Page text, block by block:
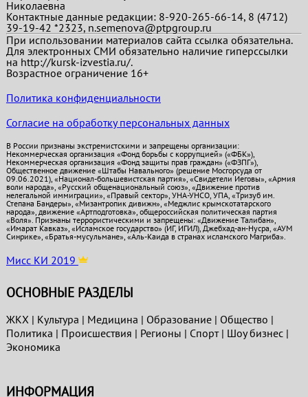
Николаевна
Контактные данные редакции: 8-920-265-66-14, 8 (4712)
39-19-42 *2323, n.semenova@ptpgroup.ru
При использовании материалов сайта ссылка обязательна.
Для электронных СМИ обязательно наличие гиперссылки
на http://kursk-izvestia.ru/.
Возрастное ограничение 16+
Политика конфиденциальности
Согласие на обработку персональных данных
В России признаны экстремистскими и запрещены организации:
Некоммерческая организация «Фонд борьбы с коррупцией» («ФБК»),
Некоммерческая организация «Фонд защиты прав граждан» («ФЗПГ»),
Общественное движение «Штабы Навального» (решение Мосгорсуда от
09.06.2021), «Национал-большевистская партия», «Свидетели Иеговы», «Армия
воли народа», «Русский общенациональный союз», «Движение против
нелегальной иммиграции», «Правый сектор», УНА-УНСО, УПА, «Тризуб им.
Степана Бандеры», «Мизантропик дивижн», «Меджлис крымскотатарского
народа», движение «Артподготовка», общероссийская политическая партия
«Воля». Признаны террористическими и запрещены: «Движение Талибан»,
«Имарат Кавказ», «Исламское государство» (ИГ, ИГИЛ), Джебхад-ан-Нусра, «АУМ
Синрике», «Братья-мусульмане», «Аль-Каида в странах исламского Магриба».
Мисс КИ 2019
ОСНОВНЫЕ РАЗДЕЛЫ
ЖКХ | Культура | Медицина | Образование| Общество |
Политика | Проиcшествия | Регионы | Спорт| Шоу бизнес|
Экономика
ИНФОРМАЦИЯ